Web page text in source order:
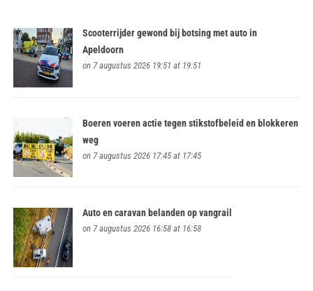
Scooterrijder gewond bij botsing met auto in
Apeldoorn
on 7 augustus 2026 19:51 at 19:51
Boeren voeren actie tegen stikstofbeleid en blokkeren
weg
on 7 augustus 2026 17:45 at 17:45
Auto en caravan belanden op vangrail
on 7 augustus 2026 16:58 at 16:58